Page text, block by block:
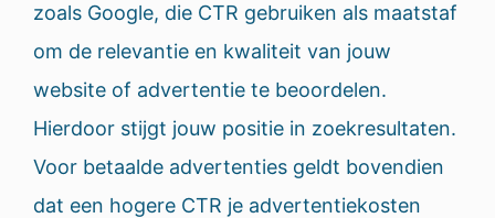
zoals Google, die CTR gebruiken als maatstaf
om de relevantie en kwaliteit van jouw
website of advertentie te beoordelen.
Hierdoor stijgt jouw positie in zoekresultaten.
Voor betaalde advertenties geldt bovendien
dat een hogere CTR je advertentiekosten